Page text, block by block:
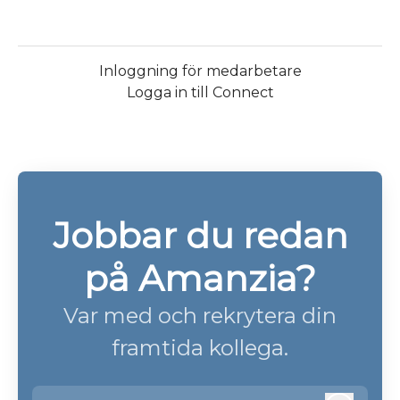
Inloggning för medarbetare
Logga in till Connect
Jobbar du redan
på Amanzia?
Var med och rekrytera din
framtida kollega.